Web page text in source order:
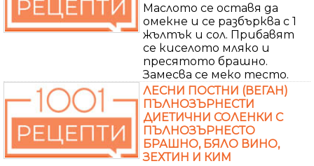
Маслото се оставя да
омекне и се разбърква с 1
жълтък и сол. Прибавят
се киселото мляко и
пресятото брашно.
Замесва се меко тесто.
ЛЕСНИ ПОСТНИ (ВЕГАН)
ПЪЛНОЗЪРНЕСТИ
ДИЕТИЧНИ СОЛЕНКИ С
ПЪЛНОЗЪРНЕСТО
БРАШНО, БЯЛО ВИНО,
ЗЕХТИН И КИМ